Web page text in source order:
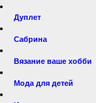
Дуплет
Сабрина
Вязание ваше хобби
Мода для детей